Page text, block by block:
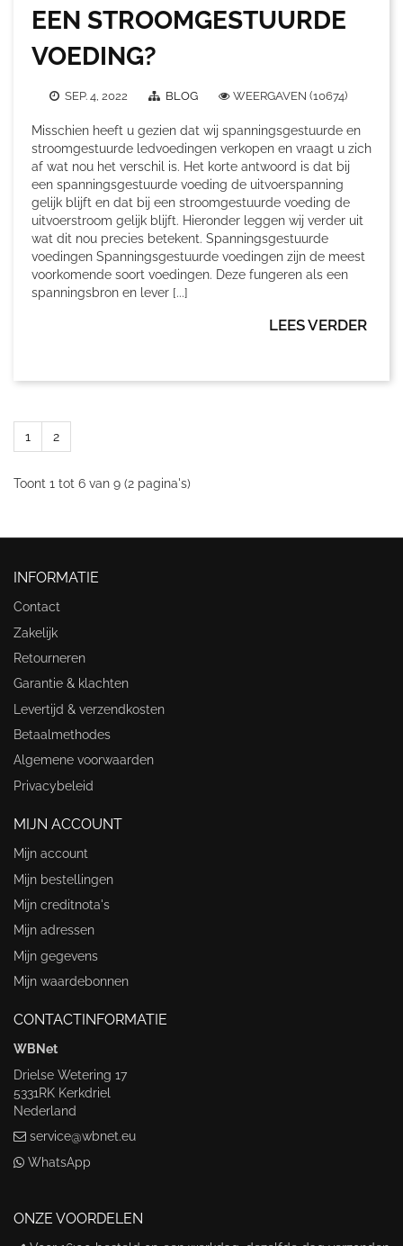
EEN STROOMGESTUURDE
VOEDING?
SEP. 4, 2022 BLOG WEERGAVEN (10674)
Misschien heeft u gezien dat wij spanningsgestuurde en
stroomgestuurde ledvoedingen verkopen en vraagt u zich
af wat nou het verschil is. Het korte antwoord is dat bij
een spanningsgestuurde voeding de uitvoerspanning
gelijk blijft en dat bij een stroomgestuurde voeding de
uitvoerstroom gelijk blijft. Hieronder leggen wij verder uit
wat dit nou precies betekent. Spanningsgestuurde
voedingen Spanningsgestuurde voedingen zijn de meest
voorkomende soort voedingen. Deze fungeren als een
spanningsbron en lever [...]
LEES VERDER
1 2
Toont 1 tot 6 van 9 (2 pagina's)
INFORMATIE
Contact
Zakelijk
Retourneren
Garantie & klachten
Levertijd & verzendkosten
Betaalmethodes
Algemene voorwaarden
Privacybeleid
MIJN ACCOUNT
Mijn account
Mijn bestellingen
Mijn creditnota's
Mijn adressen
Mijn gegevens
Mijn waardebonnen
CONTACTINFORMATIE
WBNet
Drielse Wetering 17
5331RK Kerkdriel
Nederland
service@wbnet.eu
WhatsApp
ONZE VOORDELEN